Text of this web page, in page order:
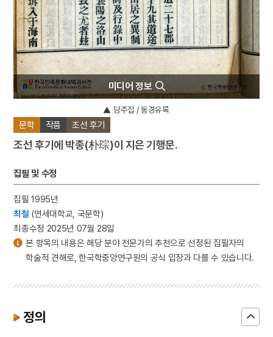
문학 작품 조선 후기
조선 후기에 박종(朴琮)이 지은 기행문.
집필 및 수정
집필 1995년
최철 (연세대학교, 국문학)
최종수정 2025년 07월 28일
미디어 정보
당주집 / 동경유록
본 항목의 내용은 해당 분야 전문가의 추천으로 선정된 집필자의
학술적 견해로, 한국학중앙연구원의 공식 입장과 다를 수 있습니다.
정의